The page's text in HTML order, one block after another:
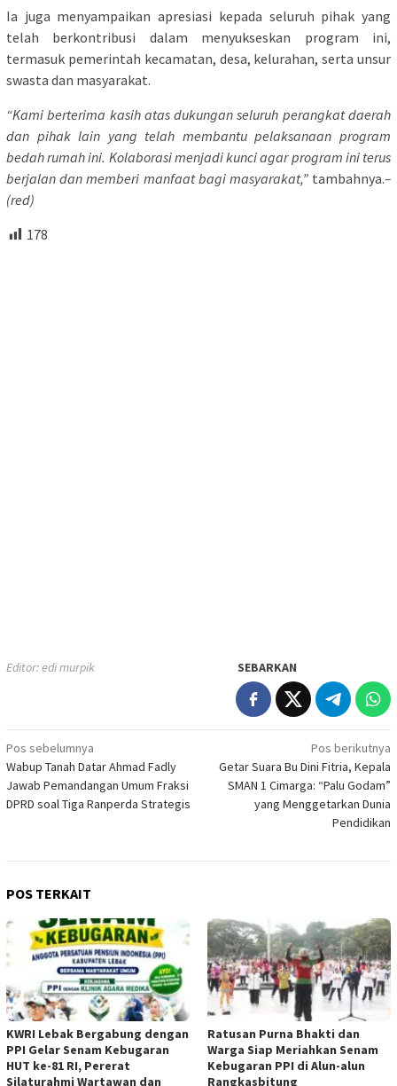
Ia juga menyampaikan apresiasi kepada seluruh pihak yang
telah berkontribusi dalam menyukseskan program ini,
termasuk pemerintah kecamatan, desa, kelurahan, serta unsur
swasta dan masyarakat.
“Kami berterima kasih atas dukungan seluruh perangkat daerah
dan pihak lain yang telah membantu pelaksanaan program
bedah rumah ini. Kolaborasi menjadi kunci agar program ini terus
berjalan dan memberi manfaat bagi masyarakat,”tambahnya.–
(red)
178
Editor: edi murpik SEBARKAN
Navigasi
pos
Pos sebelumnya
Wabup Tanah Datar Ahmad Fadly
Jawab Pemandangan Umum Fraksi
DPRD soal Tiga Ranperda Strategis
Pos berikutnya
Getar Suara Bu Dini Fitria, Kepala
SMAN 1 Cimarga: “Palu Godam”
yang Menggetarkan Dunia
Pendidikan
POS TERKAIT
KWRI Lebak Bergabung dengan
PPI Gelar Senam Kebugaran
HUT ke-81 RI, Pererat
Silaturahmi Wartawan dan
Ratusan Purna Bhakti dan
Warga Siap Meriahkan Senam
Kebugaran PPI di Alun-alun
Rangkasbitung